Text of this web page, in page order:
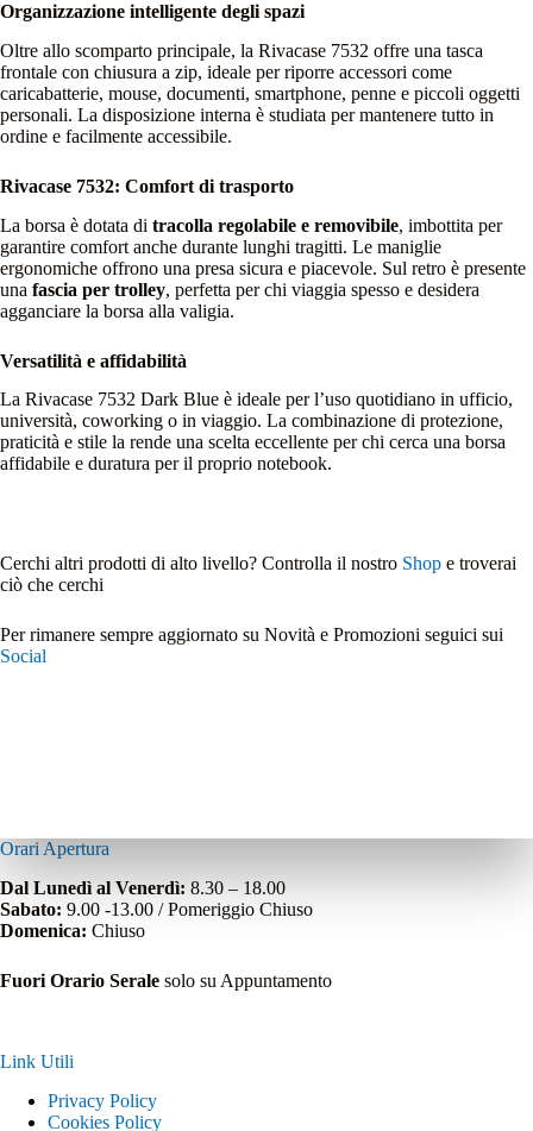
Organizzazione intelligente degli spazi
Oltre allo scomparto principale, la Rivacase 7532 offre una tasca
frontale con chiusura a zip, ideale per riporre accessori come
caricabatterie, mouse, documenti, smartphone, penne e piccoli oggetti
personali. La disposizione interna è studiata per mantenere tutto in
ordine e facilmente accessibile.
Rivacase 7532: Comfort di trasporto
La borsa è dotata di tracolla regolabile e removibile, imbottita per
garantire comfort anche durante lunghi tragitti. Le maniglie
ergonomiche offrono una presa sicura e piacevole. Sul retro è presente
una fascia per trolley, perfetta per chi viaggia spesso e desidera
agganciare la borsa alla valigia.
Versatilità e affidabilità
La Rivacase 7532 Dark Blue è ideale per l’uso quotidiano in ufficio,
università, coworking o in viaggio. La combinazione di protezione,
praticità e stile la rende una scelta eccellente per chi cerca una borsa
affidabile e duratura per il proprio notebook.
Cerchi altri prodotti di alto livello? Controlla il nostro Shop e troverai
ciò che cerchi
Per rimanere sempre aggiornato su Novità e Promozioni seguici sui
Social
Orari Apertura
Dal Lunedì al Venerdì: 8.30 – 18.00
Sabato: 9.00 -13.00 / Pomeriggio Chiuso
Domenica: Chiuso
Fuori Orario Serale solo su Appuntamento
Link Utili
Privacy Policy
Cookies Policy